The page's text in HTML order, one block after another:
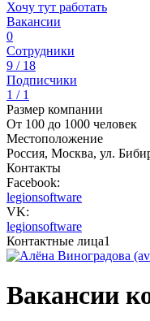
Хочу тут работать
Вакансии
0
Сотрудники
9 / 18
Подписчики
1 / 1
Размер компании
От 100 до 1000 человек
Местоположение
Россия, Москва, ул.
Контакты
Facebook:
legionsoftware
VK:
legionsoftware
Контактные лица1
Вакансии